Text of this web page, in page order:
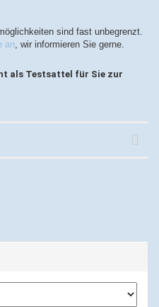
sind fast unbegrenzt.
an, wir informieren Sie gerne.
als Testsattel für Sie zur